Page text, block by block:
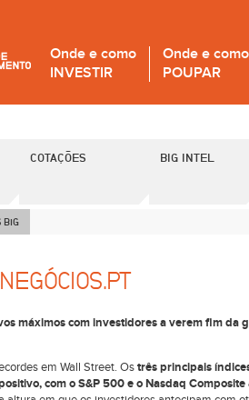
Onde e como
INVESTIR
Onde e como
POUPAR
COTAÇÕES BIG INTEL
BiG
máximos com investidores a verem fim da
em Wall Street. Ostrês principais
com o S&P 500 e o Nasdaq